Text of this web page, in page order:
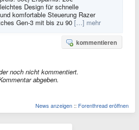
Design für schnelle
komfortable Steuerung Razer
Gen-3 mit bis zu 90 […] mehr
kommentieren
noch nicht kommentiert.
abgeben.
News anzeigen :: Forenthread eröffnen